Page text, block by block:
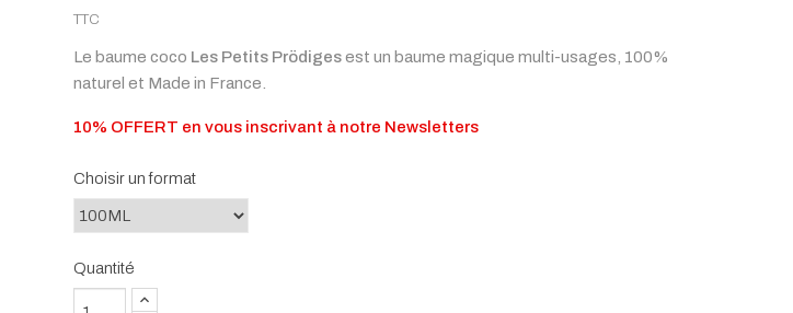
TTC
Le baume coco Les Petits Prödigesest un baume magique multi-usages, 100%
naturel et Made in France.
10% OFFERT en vous inscrivant à notre Newsletters
Choisir un format
Quantité